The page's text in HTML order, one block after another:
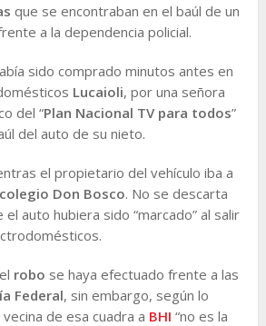
que se encontraban en el baúl de un
a la dependencia policial.
sido comprado minutos antes en
Lucaioli, por una señora
del “Plan Nacional TV para todos”
del auto de su nieto.
el propietario del vehículo iba a
colegio Don Bosco. No se descarta
auto hubiera sido “marcado” al salir
robo se haya efectuado frente a las
Federal, sin embargo, según lo
de esa cuadra a BHI “no es la